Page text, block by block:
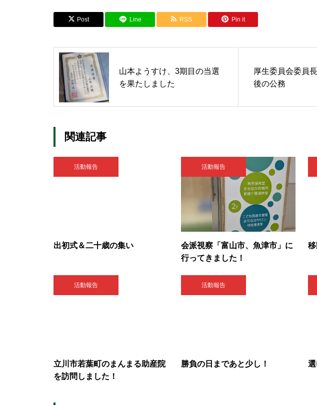
Post Line RSS Pin it
山本ようすけ、3期目の当選
を果たしました
厚生委員会委員
後の公務
関連記事
活動報告
出初式＆二十歳の集い
活動報告
会派視察「富山市、魚津市」に
行ってきました！
活動報告
立川市若葉町のまんまる助産院
を訪問しました！
活動報告
勝負の日まであと少し！